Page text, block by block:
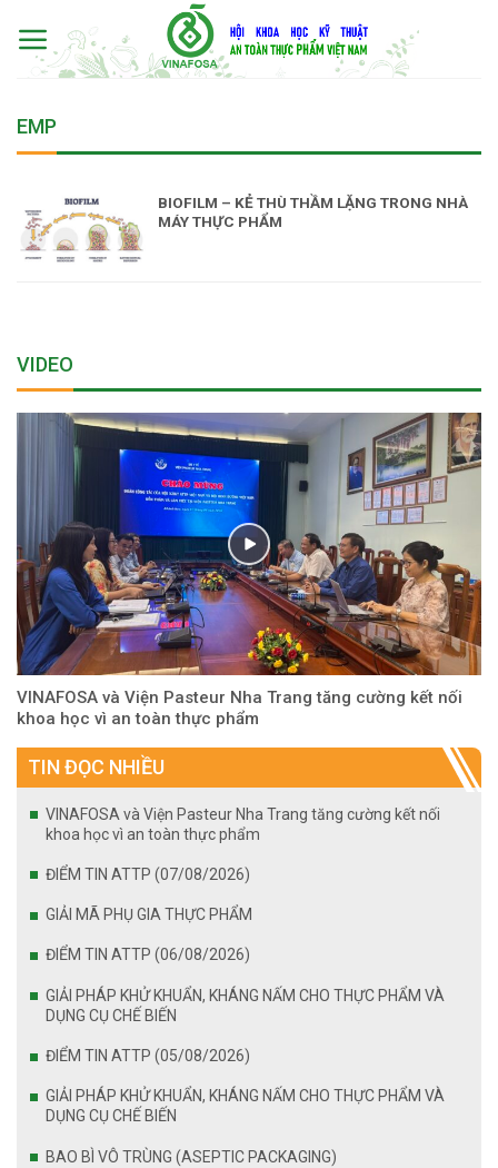
content
EMP
BIOFILM – KẺ THÙ THẦM LẶNG TRONG NHÀ
MÁY THỰC PHẨM
VIDEO
VINAFOSA và Viện Pasteur Nha Trang tăng cường kết nối
khoa học vì an toàn thực phẩm
TIN ĐỌC NHIỀU
VINAFOSA và Viện Pasteur Nha Trang tăng cường kết nối
khoa học vì an toàn thực phẩm
ĐIỂM TIN ATTP (07/08/2026)
GIẢI MÃ PHỤ GIA THỰC PHẨM
ĐIỂM TIN ATTP (06/08/2026)
GIẢI PHÁP KHỬ KHUẨN, KHÁNG NẤM CHO THỰC PHẨM VÀ
DỤNG CỤ CHẾ BIẾN
ĐIỂM TIN ATTP (05/08/2026)
GIẢI PHÁP KHỬ KHUẨN, KHÁNG NẤM CHO THỰC PHẨM VÀ
DỤNG CỤ CHẾ BIẾN
BAO BÌ VÔ TRÙNG (ASEPTIC PACKAGING)